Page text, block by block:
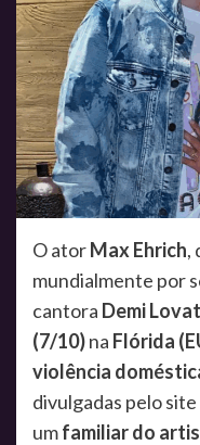
O atorMax Ehrich,
mundialmente por
cantora Demi
(7/10)na Flórida
violência
divulgadas pelo site
umfamiliar do